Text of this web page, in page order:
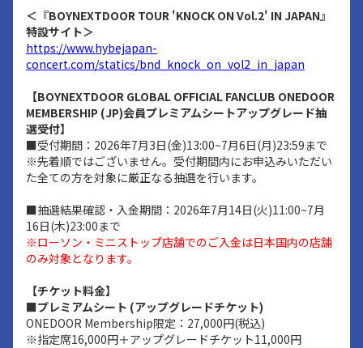
＜『BOYNEXTDOOR TOUR 'KNOCK ON Vol.2' IN JAPAN』
特設サイト＞
https://www.hybejapan-
concert.com/statics/bnd_knock_on_vol2_in_japan
【BOYNEXTDOOR GLOBAL OFFICIAL FANCLUB ONEDOOR
MEMBERSHIP (JP)会員プレミアムシートアップグレード抽
選受付】
■受付期間：2026年7月3日(金)13:00~7月6日(月)23:59まで
※先着順ではございません。受付期間内にお申込みいただい
た全ての方を対象に厳正なる抽選を行います。
■抽選結果確認・入金期間：2026年7月14日(火)11:00~7月
16日(木)23:00まで
※ローソン・ミニストップ店舗でのご入金は日本国内の店舗
のみ対象となります。
【チケット料金】
■プレミアムシート (アップグレードチケット)
ONEDOOR Membership限定：27,000円(税込)
※指定席16,000円＋アップグレードチケット11,000円